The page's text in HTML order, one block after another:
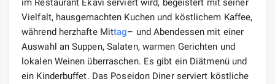
im Restaurant Ekavi serviert wird, begeistert mit seiner
Vielfalt, hausgemachten Kuchen und köstlichem Kaffee,
während herzhafte Mittag– und Abendessen mit einer
Auswahl an Suppen, Salaten, warmen Gerichten und
lokalen Weinen überraschen. Es gibt ein Diätmenü und
ein Kinderbuffet. Das Poseidon Diner serviert köstliche